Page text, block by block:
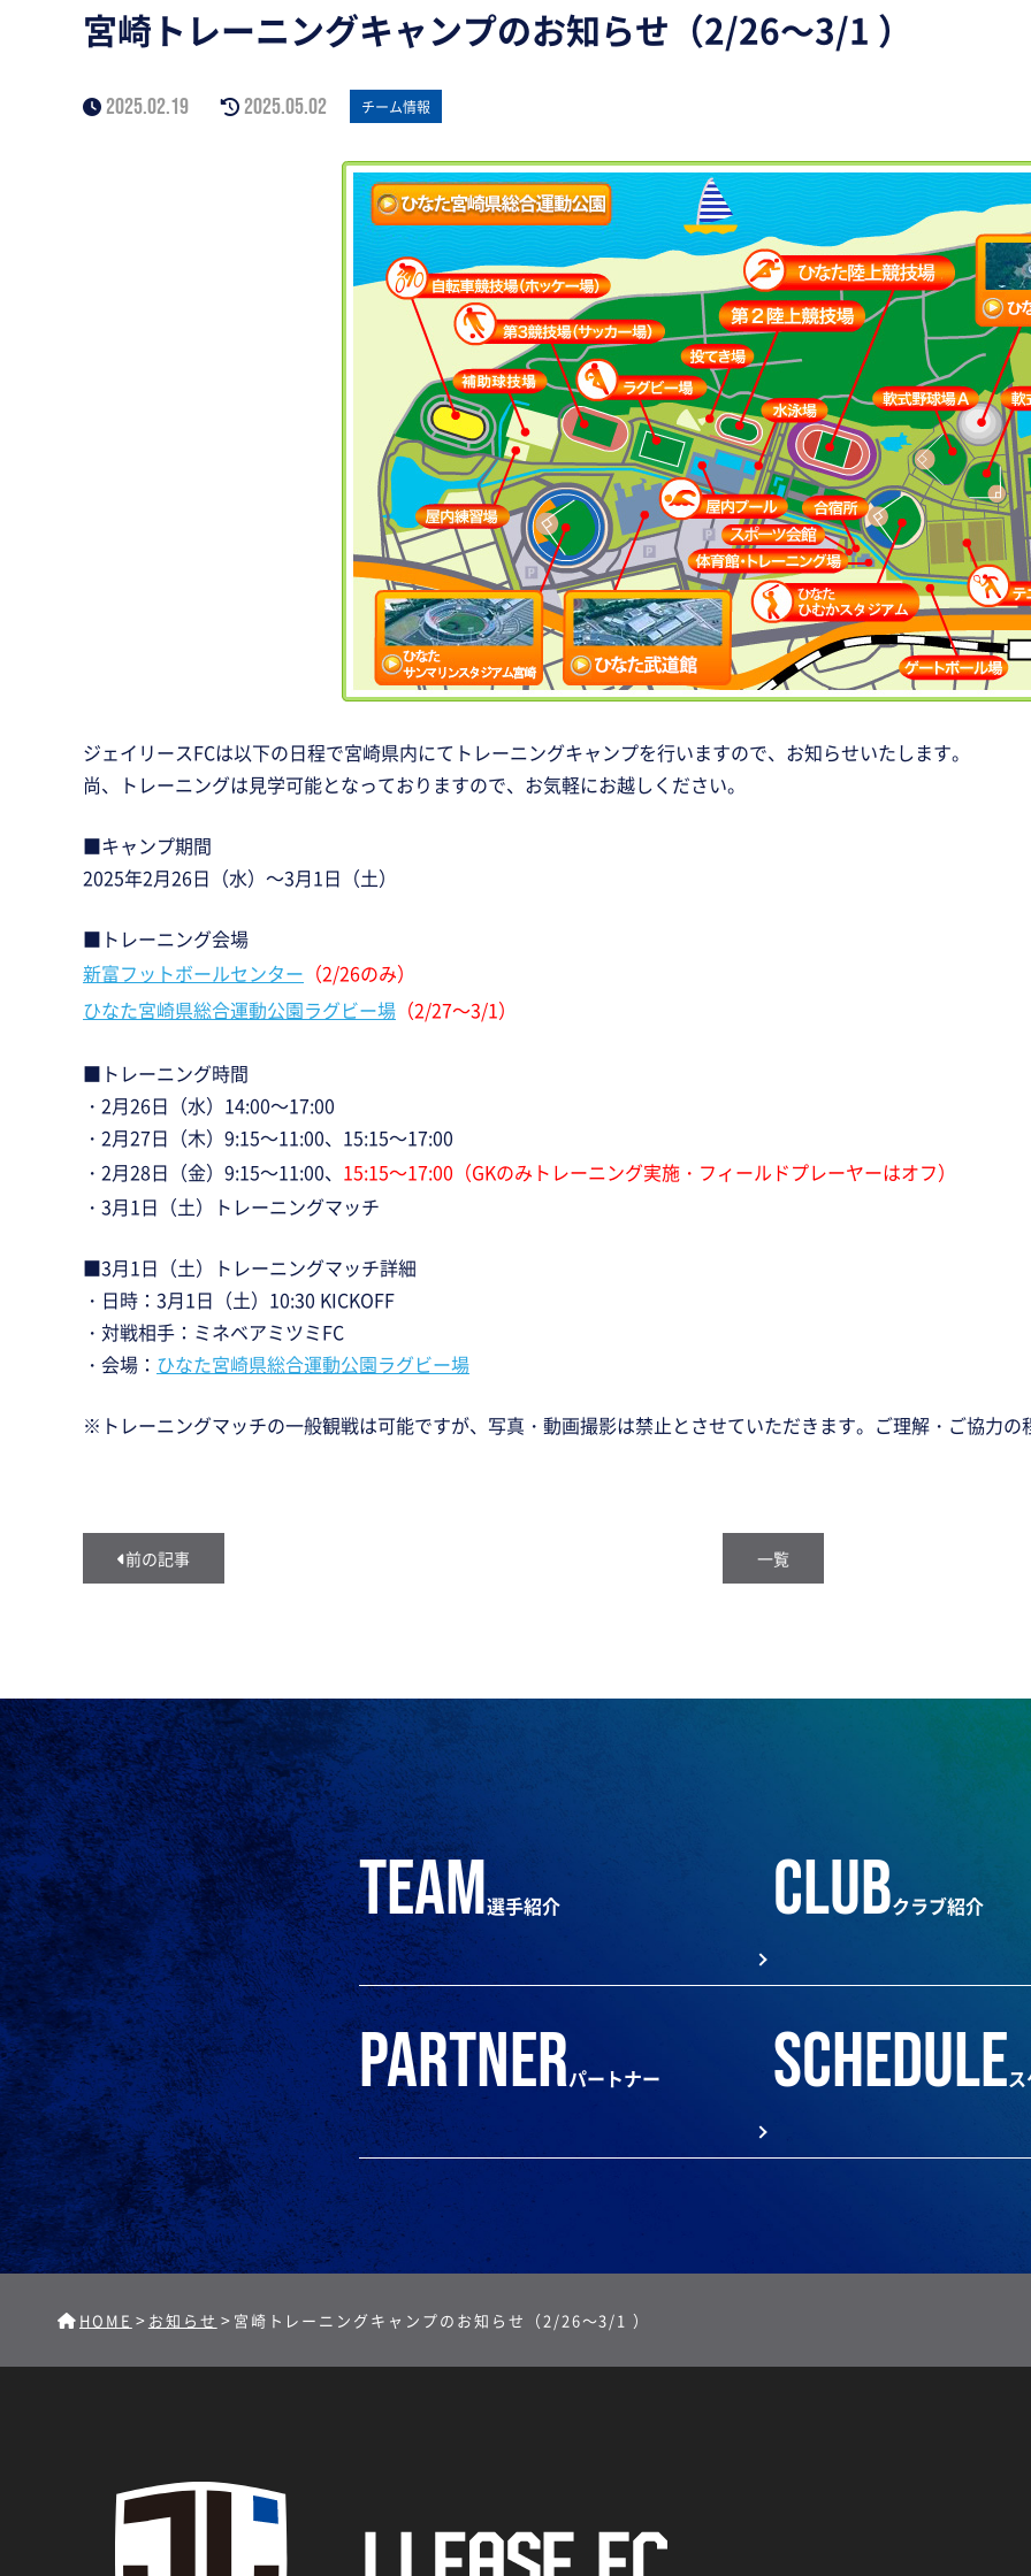
宮崎トレーニングキャンプのお知らせ（2/26～3/1 ）
2025.02.19 2025.05.02 チーム情報
ジェイリースFCは以下の日程で宮崎県内にてトレーニングキャンプを行いますので、お知らせいたします。
尚、トレーニングは見学可能となっておりますので、お気軽にお越しください。
■キャンプ期間
2025年2月26日（水）～3月1日（土）
■トレーニング会場
新富フットボールセンター （2/26のみ）
ひなた宮崎県総合運動公園ラグビー場 （2/27～3/1）
■トレーニング時間
・2月26日（水）14:00～17:00
・2月27日（木）9:15～11:00、15:15～17:00
・2月28日（金）9:15～11:00、 15:15～17:00（GKのみトレーニング実施・フィールドプレーヤーはオフ）
・3月1日（土）トレーニングマッチ
■3月1日（土）トレーニングマッチ詳細
・日時：3月1日（土）10:30 KICKOFF
・対戦相手：ミネベアミツミFC
・会場： ひなた宮崎県総合運動公園ラグビー場
※トレーニングマッチの一般観戦は可能ですが、写真・動画撮影は禁止とさせていただきます。ご理解・ご協力
前の記事 一覧
team選手紹介
partnerパートナー
clubクラブ紹介
schedule
HOME > お知らせ > 宮崎トレーニングキャンプのお知らせ（2/26～3/1 ）